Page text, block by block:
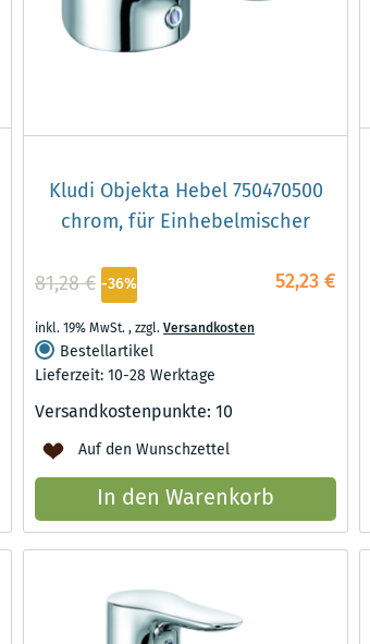
Kludi Objekta Hebel 750470500
chrom, für Einhebelmischer
52,23 €
81,28 € -36%
inkl. 19% MwSt.,zzgl.Versandkosten
Bestellartikel
Lieferzeit: 10-28 Werktage
Versandkostenpunkte: 10
Auf den Wunschzettel
In den Warenkorb